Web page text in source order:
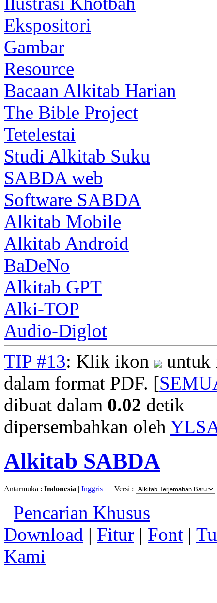
Ekspositori
Gambar
Resource
Bacaan Alkitab Harian
The Bible Project
Tetelestai
Studi Alkitab Suku
SABDA web
Software SABDA
Alkitab Mobile
Alkitab Android
BaDeNo
Alkitab GPT
Alki-TOP
Audio-Diglot
TIP #13: Klik ikon
untuk
dalam format PDF. [
dibuat dalam 0.02 detik
dipersembahkan oleh
Alkitab SABDA
Antarmuka : Indonesia | Inggris Versi :
Pencarian Khusus
Download | Fitur | Font |
Kami